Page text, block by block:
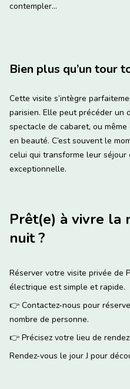
contempler…
Bien plus qu’un tour
Cette visite s’intègre
parisien. Elle peut précéder un
spectacle de cabaret, ou
en beauté. C’est souvent le
celui qui transforme leur séjour
exceptionnelle.
Prêt(e) à vivre la
nuit ?
Réserver votre visite privée de
électrique est simple et rapide.
👉 Contactez-nous pour
nombre de personne.
👉 Précisez votre lieu de
Rendez-vous le jour J pour